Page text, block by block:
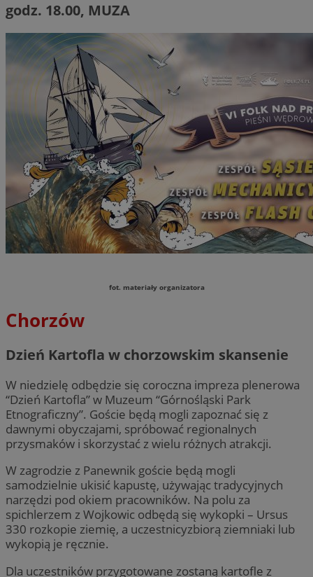
godz. 18.00, MUZA
fot. materiały organizatora
Chorzów
Dzień Kartofla w chorzowskim skansenie
W niedzielę odbędzie się coroczna impreza plenerowa
“Dzień Kartofla” w Muzeum “Górnośląski Park
Etnograficzny”. Goście będą mogli zapoznać się z
dawnymi obyczajami, spróbować regionalnych
przysmaków i skorzystać z wielu różnych atrakcji.
W zagrodzie z Panewnik goście będą mogli
samodzielnie ukisić kapustę, używając tradycyjnych
narzędzi pod okiem pracowników. Na polu za
spichlerzem z Wojkowic odbędą się wykopki – Ursus
330 rozkopie ziemię, a uczestnicyzbiorą ziemniaki lub
wykopią je ręcznie.
Dla uczestników przygotowane zostaną kartofle z